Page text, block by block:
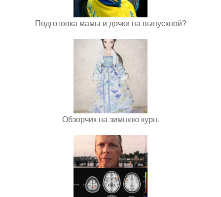
Подготовка мамы и дочки на выпускной?
Обзорчик на зимнюю курн.